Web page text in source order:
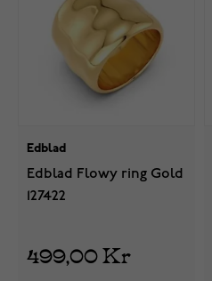
Edblad
Edblad Flowy ring Gold
127422
499,00 Kr